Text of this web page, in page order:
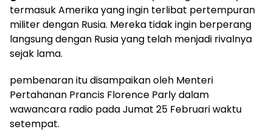
termasuk Amerika yang ingin terlibat pertempuran
militer dengan Rusia. Mereka tidak ingin berperang
langsung dengan Rusia yang telah menjadi rivalnya
sejak lama.
pembenaran itu disampaikan oleh Menteri
Pertahanan Prancis Florence Parly dalam
wawancara radio pada Jumat 25 Februari waktu
setempat.